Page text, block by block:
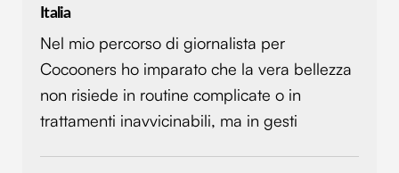
Italia
Nel mio percorso di giornalista per
Cocooners ho imparato che la vera bellezza
non risiede in routine complicate o in
trattamenti inavvicinabili, ma in gesti